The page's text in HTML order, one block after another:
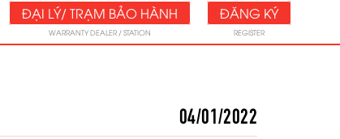
ĐẠI LÝ/ TRẠM BẢO HÀNH
WARRANTY DEALER / STATION
ĐĂNG KÝ
REGISTER
04/01/2022